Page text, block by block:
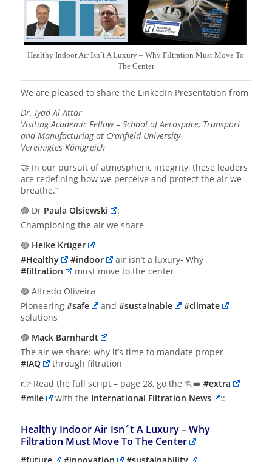
Healthy Indoor Air Isn´t A Luxury – Why Filtration Must Move To
The Center
We are pleased to share the LinkedIn Presentation from
Dr. Iyad Al-Attar
Visiting Academic Fellow – School of Aerospace, Transport
and Manufacturing at Cranfield University
Vereinigtes Königreich
🤝 In our pursuit of atmospheric integrity, these leaders
are redefining how we perceive and protect the air we
breathe.“
🟢 Dr Paula Olsiewski
:
Championing the air we share
🟢 Heike Krüger
#Healthy
#indoor
air isn’t a luxury- Why
#filtration
must move to the center
🟢 Alfredo Oliveira
Pioneering #safe and #sustainable
#climate
solutions
🟢 Mack Barnhardt
The air we share: why it’s time to mandate proper
#IAQ
through filtration
👉 Read the full script – page 28, go the 🏃‍➡️ #extra
#mile
with the International Filtration News ::
Healthy Indoor Air Isn´t A Luxury – Why
Filtration Must Move To The Center